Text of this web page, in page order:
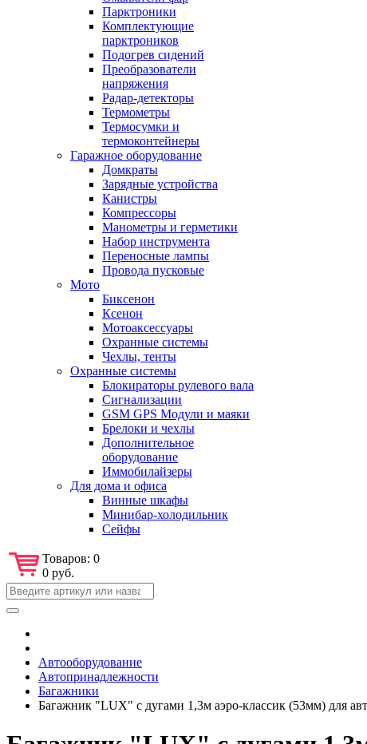
Парктроники
Комплектующие
парктроников
Подогрев сидений
Преобразователи
напряжения
Радар-детекторы
Термометры
Термосумки и
термоконтейнеры
Гаражное оборудование
Домкраты
Зарядные устройства
Канистры
Компрессоры
Манометры и герметики
Набор инструмента
Переносные лампы
Провода пусковые
Мото
Биксенон
Ксенон
Мотоаксессуары
Охранные системы
Чехлы, тенты
Охранные системы
Блокираторы рулевого вала
Сигнализации
GSM GPS Модули и маяки
Брелоки и чехлы
Дополнительное
оборудование
Иммобилайзеры
Для дома и офиса
Винные шкафы
Минибар-холодильник
Сейфы
Товаров: 0
0 руб.
Автооборудование
Автопринадлежности
Багажники
Багажник "LUX" с дугами 1,3м аэро-классик (53мм) для